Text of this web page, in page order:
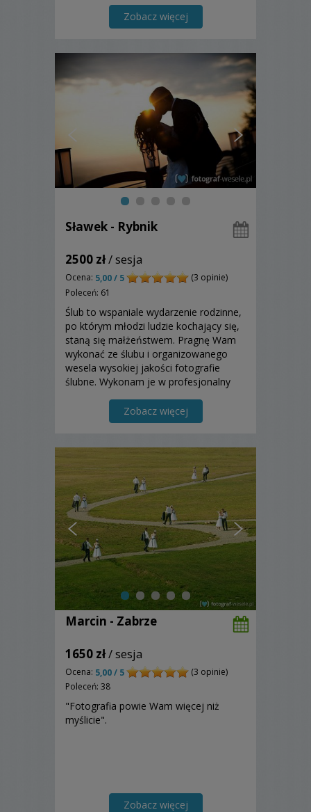
przypominała o chwilach szczęścia i
radości. Zapraszam!
Zobacz więcej
Sławek - Rybnik
2500 zł/ sesja
Ocena: 5,00 / 5
(3 opinie)
Poleceń: 61
Ślub to wspaniale wydarzenie rodzinne,
po którym młodzi ludzie kochający się,
staną się małżeństwem. Pragnę Wam
wykonać ze ślubu i organizowanego
wesela wysokiej jakości fotografie
ślubne. Wykonam je w profesjonalny
Zobacz więcej
Marcin - Zabrze
1650 zł/ sesja
Ocena: 5,00 / 5
(3 opinie)
Poleceń: 38
"Fotografia powie Wam więcej niż
myślicie".
Zobacz więcej